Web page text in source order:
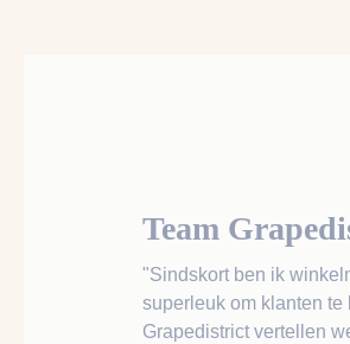
Team
"Sindskort ben ik
superleuk om klanten
Grapedistrict vertellen